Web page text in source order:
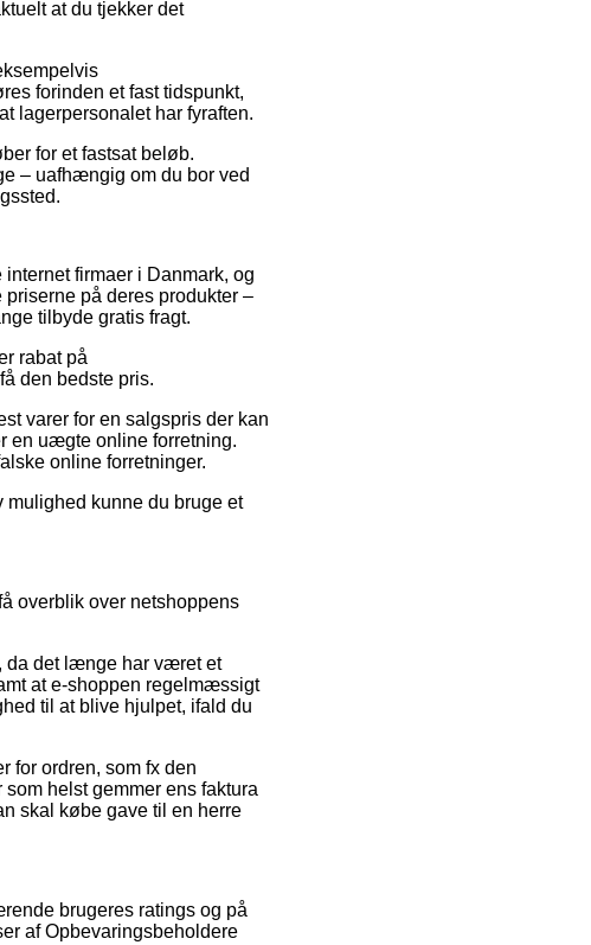
at du tjekker det
forinden et fast tidspunkt,
lagerpersonalet har fyraften.
for et fastsat beløb.
– uafhængig om du bor ved
firmaer i Danmark, og
på deres produkter –
tilbyde gratis fragt.
rabat på
den bedste pris.
varer for en salgspris der kan
en uægte online forretning.
online forretninger.
kunne du bruge et
overblik over netshoppens
da det længe har været et
at e-shoppen regelmæssigt
til at blive hjulpet, ifald du
for ordren, som fx den
helst gemmer ens faktura
skal købe gave til en herre
brugeres ratings og på
af Opbevaringsbeholdere